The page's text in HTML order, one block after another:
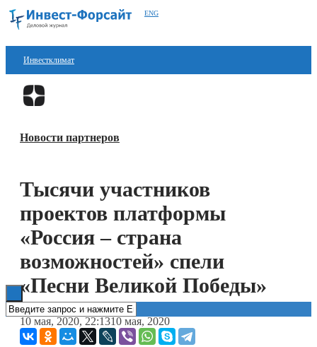
ENG
Инвестклимат
Финансы
Блокчейн
ESG
Книги
Новости партнеров
Тысячи участников
проектов платформы
«Россия – страна
возможностей» спели
«Песни Великой Победы»
10 мая, 2020, 22:1310 мая, 2020